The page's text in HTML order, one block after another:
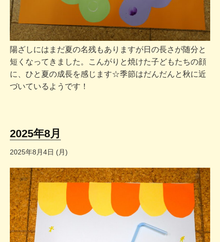
陽ざしにはまだ夏の名残もありますが日の長さが随分と
短くなってきました。こんがりと焼けた子どもたちの顔
に、ひと夏の成長を感じます☆季節はだんだんと秋に近
づいているようです！
2025年8月
2025年8月4日 (月)